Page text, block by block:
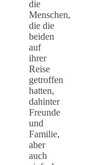
die
Menschen,
die die
beiden
auf
ihrer
Reise
getroffen
hatten,
dahinter
Freunde
und
Familie,
aber
auch